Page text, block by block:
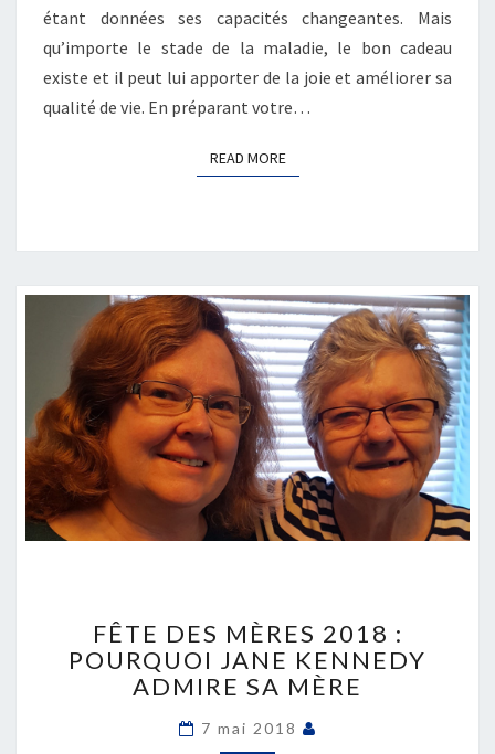
étant données ses capacités changeantes. Mais
qu’importe le stade de la maladie, le bon cadeau
existe et il peut lui apporter de la joie et améliorer sa
qualité de vie. En préparant votre…
READ MOREREAD MORE
DES
MÈRES
2018
:
POURQUOI
JANE
FÊTE DES MÈRES 2018 :
POURQUOI JANE KENNEDY
ADMIRE SA MÈRE
7 mai 2018